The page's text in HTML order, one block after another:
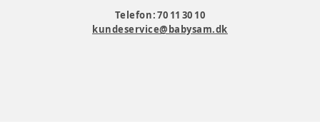
Telefon: 70 11 30 10
kundeservice@babysam.dk